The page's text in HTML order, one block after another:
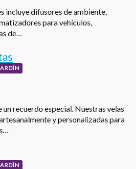
incluye difusores de ambiente,
para vehículos,
de…
recuerdo especial. Nuestras velas
y personalizadas para